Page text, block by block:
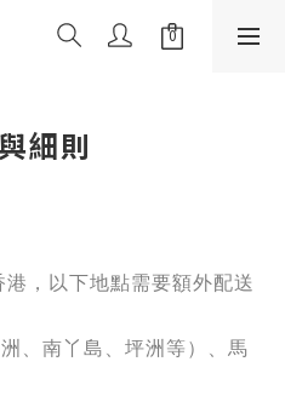
細則
，以下地點需要額外配送
、南丫島、坪洲等）、馬